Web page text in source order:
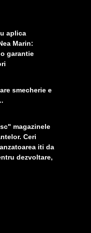
aplica
Marin:
garantie
smecherie e
magazinele
Ceri
iti da
dezvoltare,